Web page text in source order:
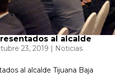
al alcalde
23, 2019 | Noticias
al alcalde Tijuana Baja